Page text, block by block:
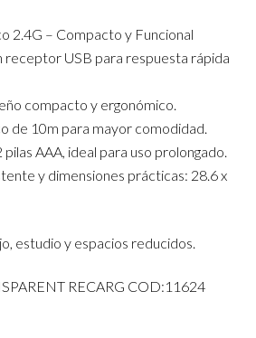
2.4G – Compacto y Funcional
receptor USB para respuesta rápida
compacto y ergonómico.
de 10m para mayor comodidad.
AAA, ideal para uso prolongado.
y dimensiones prácticas: 28.6 x
estudio y espacios reducidos.
RECARG COD:11624